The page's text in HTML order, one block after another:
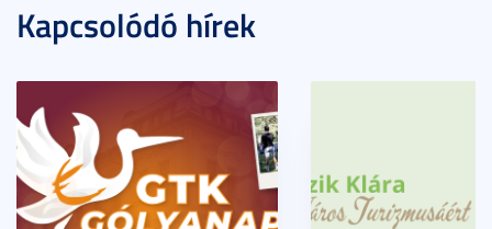
Kapcsolódó hírek